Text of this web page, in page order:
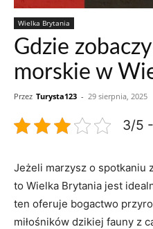
Wielka Brytania
Gdzie
morskie w
Przez Turysta123 - 29 sierpnia, 2025
3/5
Jeżeli marzysz o spotkaniu
to Wielka Brytania ⁤jest
ten oferuje​ bogactwo
miłośników⁢ dzikiej fauny z